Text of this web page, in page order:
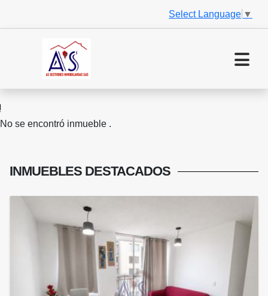
Select Language ▼
No se encontró inmueble .
INMUEBLES DESTACADOS